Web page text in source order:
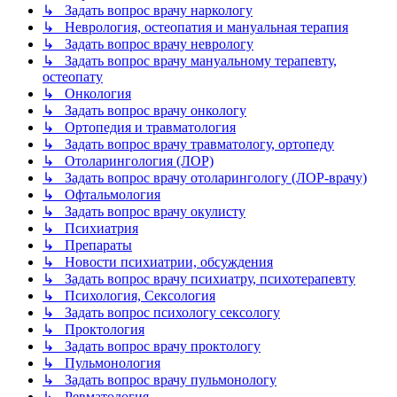
↳ Задать вопрос врачу наркологу
↳ Неврология, остеопатия и мануальная терапия
↳ Задать вопрос врачу неврологу
↳ Задать вопрос врачу мануальному терапевту,
остеопату
↳ Онкология
↳ Задать вопрос врачу онкологу
↳ Ортопедия и травматология
↳ Задать вопрос врачу травматологу, ортопеду
↳ Отоларингология (ЛОР)
↳ Задать вопрос врачу отоларингологу (ЛОР-врачу)
↳ Офтальмология
↳ Задать вопрос врачу окулисту
↳ Психиатрия
↳ Препараты
↳ Новости психиатрии, обсуждения
↳ Задать вопрос врачу психиатру, психотерапевту
↳ Психология, Сексология
↳ Задать вопрос психологу сексологу
↳ Проктология
↳ Задать вопрос врачу проктологу
↳ Пульмонология
↳ Задать вопрос врачу пульмонологу